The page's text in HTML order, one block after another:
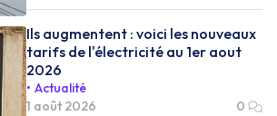
Ils augmentent : voici les nouveaux
tarifs de l'électricité au 1er aout
2026
Actualité
1 août 2026
0